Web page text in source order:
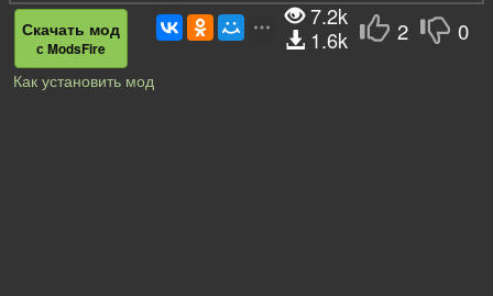
2 0
Скачать мод
с ModsFire
7.2k
1.6k
Как установить мод